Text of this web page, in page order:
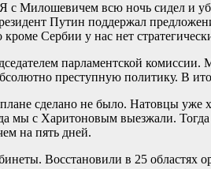
всю ночь сидел и
Путин поддержал
Сербии у нас нет
парламентской
преступную политику. В
сделано не было. Натовцы уже
с Харитоновым выезжали.
на пять дней.
Восстановили в 25 областях